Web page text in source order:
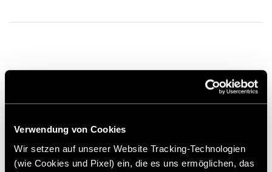
Verwendung von Cookies
Wir setzen auf unserer Website Tracking-Technologien
(wie Cookies und Pixel) ein, die es uns ermöglichen, das
274,00 €
Cet article convient-il à mon véhicule ?